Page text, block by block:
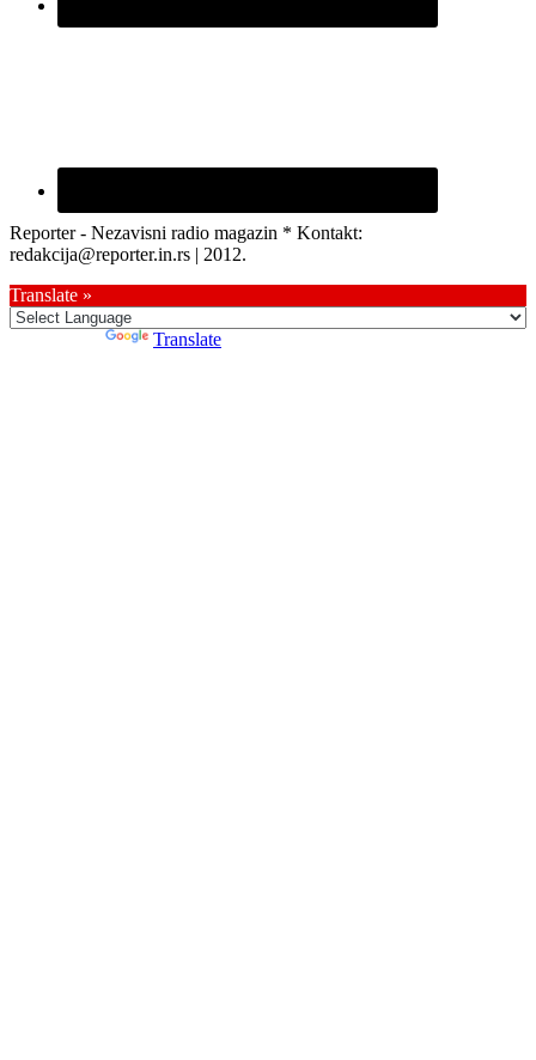
Reporter - Nezavisni radio magazin * Kontakt:
redakcija@reporter.in.rs | 2012.
Translate »
Translate